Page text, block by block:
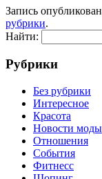
Запись
рубрики.
Найти:
Рубрики
Без рубрики
Интересное
Красота
Новости моды
Отношения
События
Фитнесс